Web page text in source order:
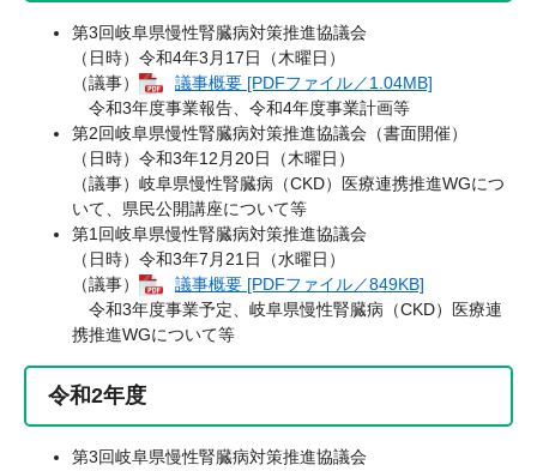
第3回岐阜県慢性腎臓病対策推進協議会
（日時）令和4年3月17日（木曜日）
（議事）
議事概要 [PDFファイル／1.04MB]
令和3年度事業報告、令和4年度事業計画等
第2回岐阜県慢性腎臓病対策推進協議会（書面開催）
（日時）令和3年12月20日（木曜日）
（議事）岐阜県慢性腎臓病（CKD）医療連携推進WGにつ
いて、県民公開講座について等
第1回岐阜県慢性腎臓病対策推進協議会
（日時）令和3年7月21日（水曜日）
（議事）
議事概要 [PDFファイル／849KB]
令和3年度事業予定、岐阜県慢性腎臓病（CKD）医療連
携推進WGについて等
令和2年度
第3回岐阜県慢性腎臓病対策推進協議会